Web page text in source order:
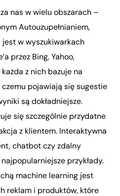
nas w wielu obszarach –
Autouzupełnianiem,
w wyszukiwarkach
przez Bing, Yahoo,
z nich bazuje na
pojawiają się sugestie
są dokładniejsze.
się szczególnie przydatne
z klientem. Interaktywna
chatbot czy zdalny
przykłady.
machine learning jest
reklam i produktów, które